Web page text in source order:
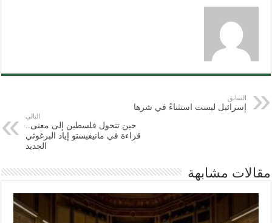
السابق
إسرائيل ليست استثناءً في شرها
التالي
حين تتحول فلسطين إلى معنى..
قراءة في مانيفيستو إياد البرغوثي
الجديد
مقالات مشابهة